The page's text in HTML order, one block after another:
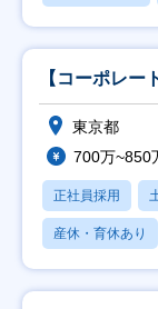
【コーポレー
東京都
700万~850
正社員採用
産休・育休あり